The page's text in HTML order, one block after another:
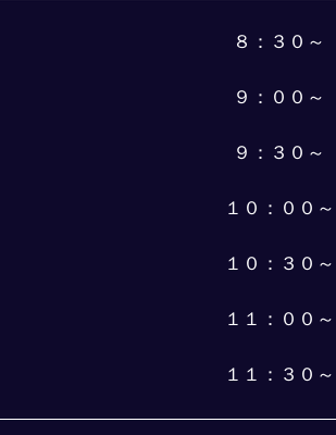
８：３０～
９：００～
９：３０～
１０：００
１０：３０
１１：００
１１：３０